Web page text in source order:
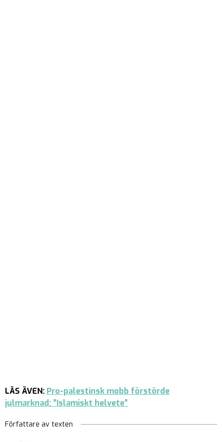
LÄS ÄVEN: Pro-palestinsk mobb förstörde
julmarknad: ”Islamiskt helvete”
Författare av texten